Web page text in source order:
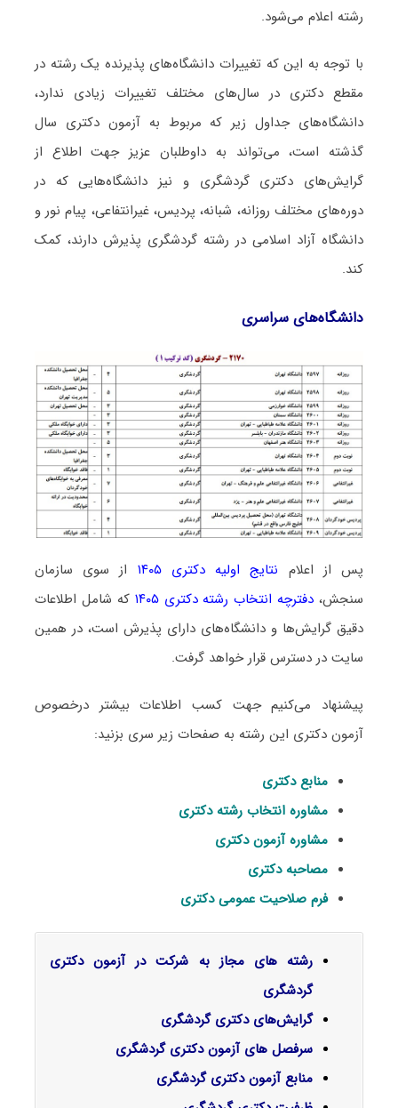
رشته اعلام می‌شود.
با توجه به این که تغییرات دانشگاه‌های پذیرنده یک رشته در
مقطع دکتری در سال‌های مختلف تغییرات زیادی ندارد،
دانشگاه‌های جداول زیر که مربوط به آزمون دکتری سال
گذشته است، می‌تواند به داوطلبان عزیز جهت اطلاع از
گرایش‌های دکتری ﮔﺮدﺷﮕﺮی و نیز دانشگاه‌هایی که در
دوره‌های مختلف روزانه، شبانه، پردیس، غیرانتفاعی، پیام نور و
دانشگاه آزاد اﺳﻼمی در رشته ﮔﺮدﺷﮕﺮی پذیرش دارند، کمک
کند.
دانشگاه‌های سراسری
پس از اعلام نتایج اولیه دکتری ۱۴۰۵
از سوی سازمان
سنجش، دفترچه انتخاب رشته دکتری ۱۴۰۵
که شامل اطلاعات
دقیق گرایش‌ها و دانشگاه‌های دارای پذیرش است، در همین
سایت در دسترس قرار خواهد گرفت.
پیشنهاد می‌کنیم جهت کسب اطلاعات بیشتر درخصوص
آزمون دکتری این رشته به صفحات زیر سری بزنید:
منابع دکتری
مشاوره انتخاب رشته دکتری
مشاوره آزمون دکتری
مصاحبه دکتری
فرم صلاحیت عمومی دکتری
رشته های مجاز به شرکت در آزمون دکتری
گردشگری
گرایش‌های دکتری ﮔﺮدﺷﮕﺮی
سرفصل‌ های آزمون دکتری گردشگری
منابع آزمون دکتری گردشگری